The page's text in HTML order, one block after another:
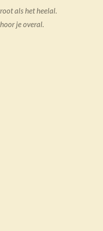
als het heelal.
je overal.